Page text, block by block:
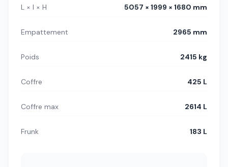
L × l × H 5057 × 1999 × 1680 mm
Empattement 2965 mm
Poids 2415 kg
Coffre 425 L
Coffre max 2614 L
Frunk 183 L